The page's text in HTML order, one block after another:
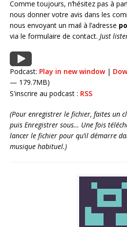
Comme toujours, n’hésitez pas à
nous donner votre avis dans les
nous envoyant un mail à l’adresse
via le formulaire de contact. Just
Podcast: Play in new window|
— 179.7MB)
S'inscrire au podcast : RSS
(Pour enregistrer le fichier, faites un
puis Enregistrer sous… Une fois
lancer le fichier pour qu’il démarre
musique habituel.)